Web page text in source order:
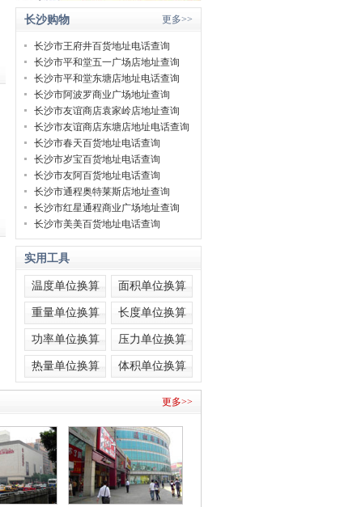
更多>>
长沙购物
长沙市王府井百货地址电话查询
长沙市平和堂五一广场店地址查询
长沙市平和堂东塘店地址电话查询
长沙市阿波罗商业广场地址查询
长沙市友谊商店袁家岭店地址查询
长沙市友谊商店东塘店地址电话查询
长沙市春天百货地址电话查询
长沙市岁宝百货地址电话查询
长沙市友阿百货地址电话查询
长沙市通程奥特莱斯店地址查询
长沙市红星通程商业广场地址查询
长沙市美美百货地址电话查询
实用工具
温度单位换算 面积单位换算
重量单位换算 长度单位换算
功率单位换算 压力单位换算
热量单位换算 体积单位换算
更多>>